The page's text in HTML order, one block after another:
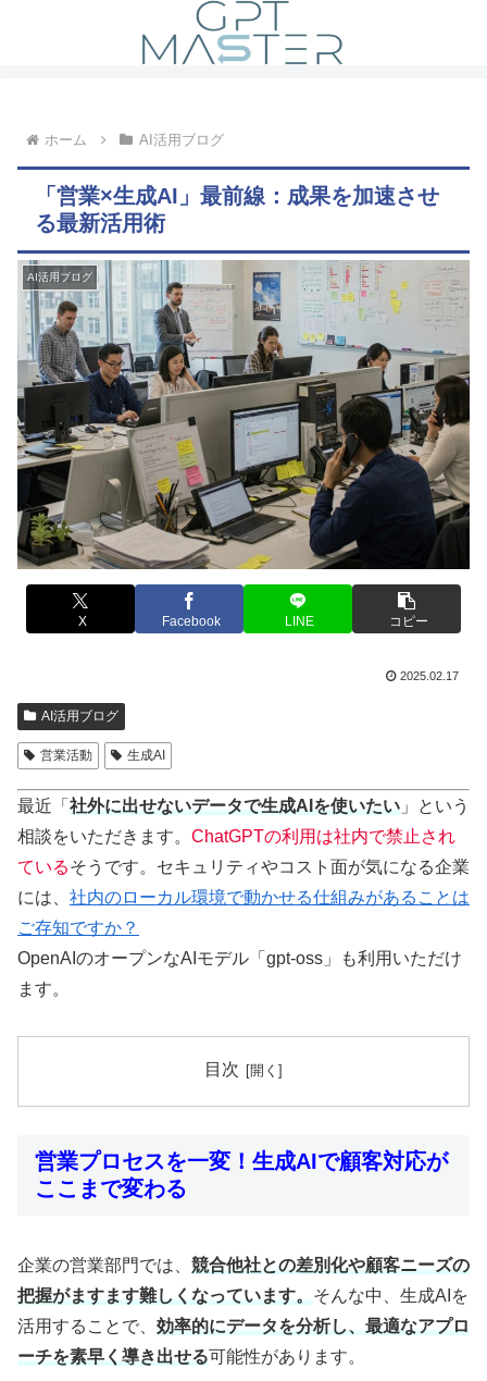
ホーム AI活用ブログ
「営業×生成AI」最前線：成果を加速させ
る最新活用術
AI活用ブログ
X Facebook LINE コピー
2025.02.17
AI活用ブログ
営業活動 生成AI
最近「 社外に出せないデータで生成AIを使いたい 」という
相談をいただきます。 ChatGPTの利用は社内で禁止され
ているそうです。セキュリティやコスト面が気になる企業
には、 社内のローカル環境で動かせる仕組みがあることは
ご存知ですか？
OpenAIのオープンなAIモデル「gpt-oss」も利用いただけ
ます。
目次
営業プロセスを一変！生成AIで顧客対応が
ここまで変わる
企業の営業部門では、 競合他社との差別化や顧客ニーズの
把握がますます難しくなっています。 そんな中、生成AIを
活用することで、 効率的にデータを分析し、最適なアプロ
ーチを素早く導き出せる可能性があります。